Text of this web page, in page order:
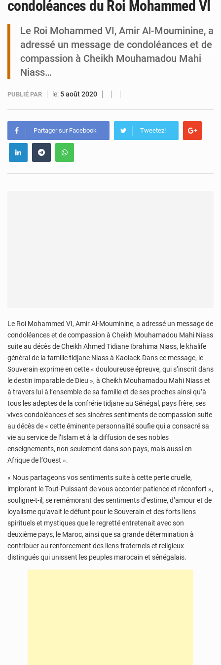
condoléances du Roi Mohammed VI
Le Roi Mohammed VI, Amir Al-Mouminine, a
adressé un message de condoléances et de
compassion à Cheikh Mouhamadou Mahi
Niass…
PUBLIÉ PAR le: 5 août 2020
Partager sur Facebook Tweetez!
Le Roi Mohammed VI, Amir Al-Mouminine, a adressé un message de
condoléances et de compassion à Cheikh Mouhamadou Mahi Niass
suite au décès de Cheikh Ahmed Tidiane Ibrahima Niass, le khalife
général de la famille tidjane Niass à Kaolack.Dans ce message, le
Souverain exprime en cette « douloureuse épreuve, qui s’inscrit dans
le destin imparable de Dieu », à Cheikh Mouhamadou Mahi Niass et
à travers lui à l’ensemble de sa famille et de ses proches ainsi qu’à
tous les adeptes de la confrérie tidjane au Sénégal, pays frère, ses
vives condoléances et ses sincères sentiments de compassion suite
au décès de « cette éminente personnalité soufie qui a consacré sa
vie au service de l’Islam et à la diffusion de ses nobles
enseignements, non seulement dans son pays, mais aussi en
Afrique de l’Ouest ».
« Nous partageons vos sentiments suite à cette perte cruelle,
implorant le Tout-Puissant de vous accorder patience et réconfort »,
souligne-t-il, se remémorant des sentiments d’estime, d’amour et de
loyalisme qu’avait le défunt pour le Souverain et des forts liens
spirituels et mystiques que le regretté entretenait avec son
deuxième pays, le Maroc, ainsi que sa grande détermination à
contribuer au renforcement des liens fraternels et religieux
distingués qui unissent les peuples marocain et sénégalais.